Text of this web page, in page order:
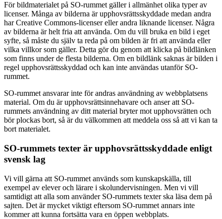
För bildmaterialet på SO-rummet gäller i allmänhet olika typer av
licenser. Många av bilderna är upphovsrättsskyddade medan andra
har Creative Commons-licenser eller andra liknande licenser. Några
av bilderna är helt fria att använda. Om du vill bruka en bild i eget
syfte, så måste du själv ta reda på om bilden är fri att använda eller
vilka villkor som gäller. Detta gör du genom att klicka på bildlänken
som finns under de flesta bilderna. Om en bildlänk saknas är bilden i
regel upphovsrättsskyddad och kan inte användas utanför SO-
rummet.
SO-rummet ansvarar inte för andras användning av webbplatsens
material. Om du är upphovsrättsinnehavare och anser att SO-
rummets användning av ditt material bryter mot upphovsrätten och
bör plockas bort, så är du välkommen att meddela oss så att vi kan ta
bort materialet.
SO-rummets texter är upphovsrättsskyddade enligt
svensk lag
Vi vill gärna att SO-rummet används som kunskapskälla, till
exempel av elever och lärare i skolundervisningen. Men vi vill
samtidigt att alla som använder SO-rummets texter ska läsa dem på
sajten. Det är mycket viktigt eftersom SO-rummet annars inte
kommer att kunna fortsätta vara en öppen webbplats.